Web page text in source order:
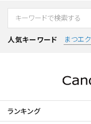
人気キーワード まつエク
ランキング